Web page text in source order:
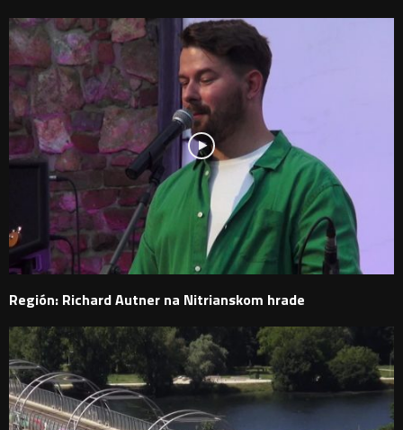
Región: Richard Autner na Nitrianskom hrade